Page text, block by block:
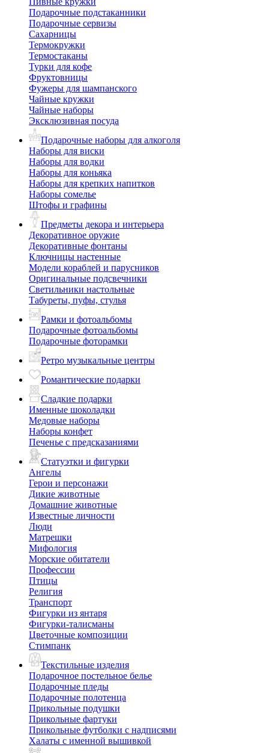
Подарочные подстаканники
Подарочные сервизы
Сахарницы
Термокружки
Термостаканы
Турки для кофе
Фруктовницы
Фужеры для шампанского
Чайные кружки
Чайные наборы
Эксклюзивная посуда
Подарочные наборы для алкоголя
Наборы для виски
Наборы для водки
Наборы для коньяка
Наборы для крепких напитков
Наборы сомелье
Штофы и графины
Предметы декора и интерьера
Декоративное оружие
Декоративные фонтаны
Ключницы настенные
Модели кораблей и парусников
Оригинальные подсвечники
Светильники настольные
Табуреты, пуфы, стулья
Рамки и фотоальбомы
Подарочные фотоальбомы
Подарочные фоторамки
Ретро музыкальные центры
Романтические подарки
Сладкие подарки
Именные шоколадки
Медовые наборы
Наборы конфет
Печенье с предсказаниями
Статуэтки и фигурки
Ангелы
Герои и персонажи
Дикие животные
Домашние животные
Известные личности
Люди
Матрешки
Мифология
Морские обитатели
Профессии
Птицы
Религия
Транспорт
Фигурки из янтаря
Фигурки-талисманы
Цветочные композиции
Стимпанк
Текстильные изделия
Подарочное постельное белье
Подарочные пледы
Подарочные полотенца
Прикольные подушки
Прикольные фартуки
Прикольные футболки с надписями
Халаты с именной вышивкой